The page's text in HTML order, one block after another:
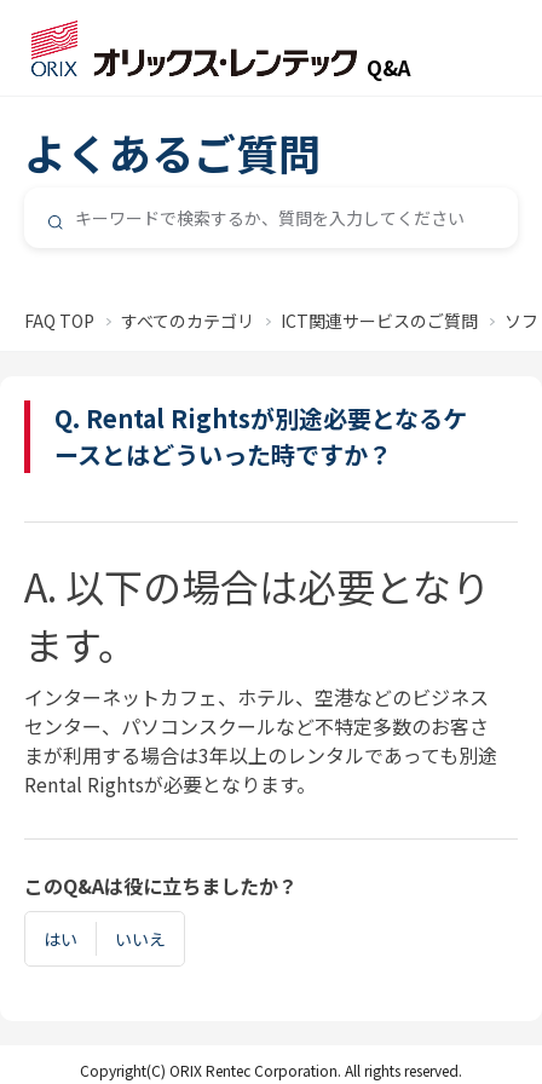
Q&A
よくあるご質問
FAQ TOP すべてのカテゴリ ICT関連サービスのご質問 ソ
Q. Rental Rightsが別途必要となるケ
ースとはどういった時ですか？
A. 以下の場合は必要となり
ます。
インターネットカフェ、ホテル、空港などのビジネス
センター、パソコンスクールなど不特定多数のお客さ
まが利用する場合は3年以上のレンタルであっても別途
Rental Rightsが必要となります。
このQ&Aは役に立ちましたか？
はい いいえ
Copyright(C) ORIX Rentec Corporation. All rights reserved.